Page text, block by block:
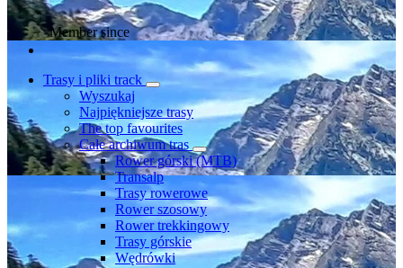
Member since
Trasy i pliki track
Wyszukaj
Najpiękniejsze trasy
The top favourites
Całe archiwum tras
Rower górski (MTB)
Transalp
Trasy rowerowe
Rower szosowy
Rower trekkingowy
Trasy górskie
Wędrówki